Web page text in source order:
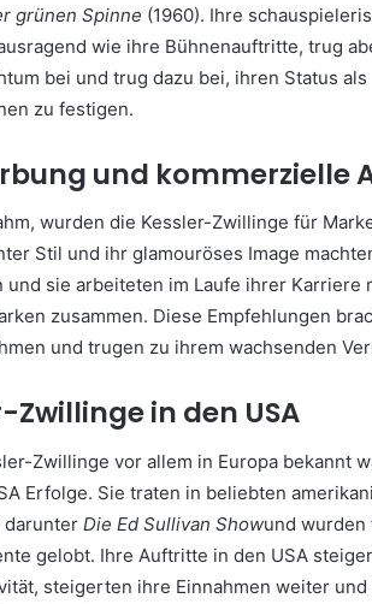
grünen Spinne (1960). Ihre
wie ihre Bühnenauftritte, trug
bei und trug dazu bei, ihren Status als
zu festigen.
und kommerzielle
wurden die Kessler-Zwillinge für
Stil und ihr glamouröses Image
und sie arbeiteten im Laufe ihrer Karriere
zusammen. Diese Empfehlungen
und trugen zu ihrem wachsenden
Zwillinge in den USA
Zwillinge vor allem in Europa bekannt
Erfolge. Sie traten in beliebten
darunter Die Ed Sullivan Showund wurden
gelobt. Ihre Auftritte in den USA
steigerten ihre Einnahmen weiter